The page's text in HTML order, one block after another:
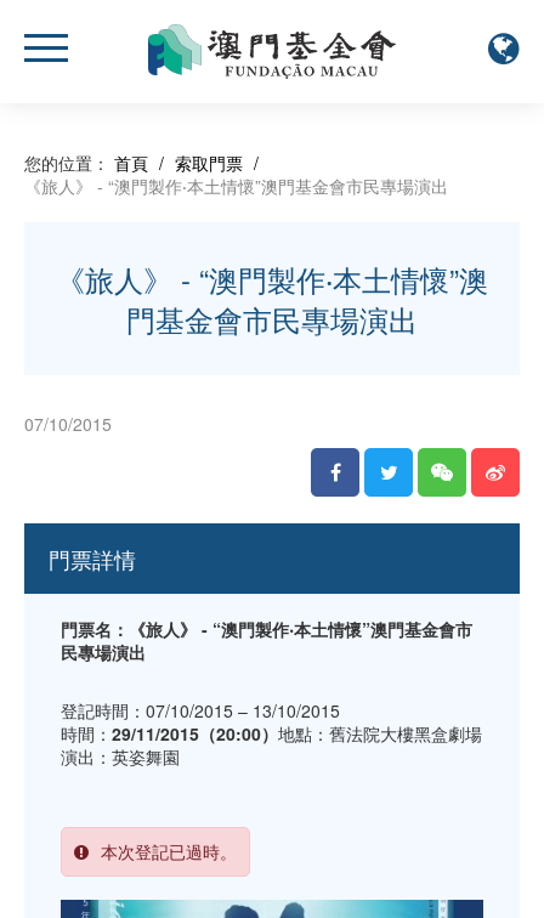
您的位置： 首頁 / 索取門票 /
《旅人》 - “澳門製作‧本土情懷”澳門基金會市民專場演出
《旅人》 - “澳門製作‧本土情懷”澳
門基金會市民專場演出
07/10/2015
門票詳情
門票名：《旅人》 - “澳門製作‧本土情懷”澳門基金會市
民專場演出
登記時間：07/10/2015 – 13/10/2015
時間： 29/11/2015（20:00） 地點：舊法院大樓黑盒劇場
演出：英姿舞園
本次登記已過時。